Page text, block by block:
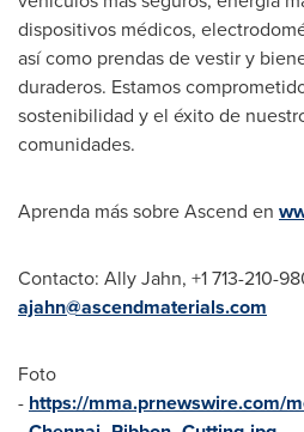
dispositivos médicos,
así como prendas de vestir y
duraderos. Estamos
sostenibilidad y el éxito de
comunidades.
Aprenda más sobre Ascend en
Contacto: Ally Jahn, +1 713-210-
ajahn@ascendmaterials.com
Foto
- https://mma.prnewswire.com/